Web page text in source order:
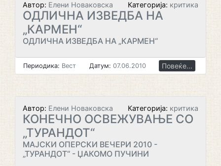
Автор: Елени Новаковска Категорија: критика
ОДЛИЧНА ИЗВЕДБА НА
„КАРМЕН“
ОДЛИЧНА ИЗВЕДБА НА „КАРМЕН“
Периодика: Вест Датум: 07.06.2010 Повеќе...
Автор: Елени Новаковска Категорија: критика
КОНЕЧНО ОСВЕЖУВАЊЕ СО
„ТУРАНДОТ“
МАЈСКИ ОПЕРСКИ ВЕЧЕРИ 2010 -
„ТУРАНДОТ“ - ЏАКОМО ПУЧИНИ